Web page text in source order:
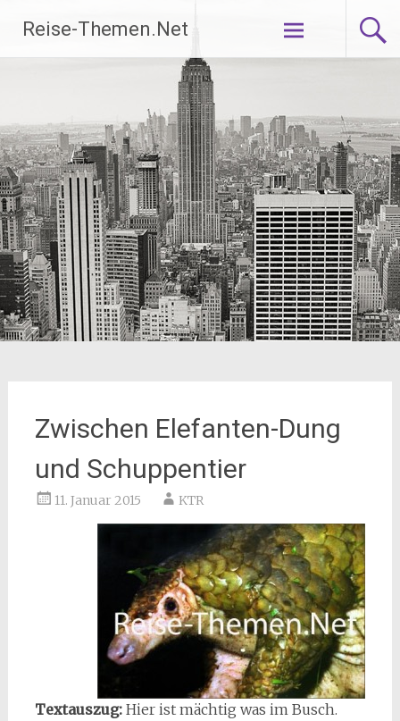
Inhalt
springen
Reise-Themen.Net
Zwischen Elefanten-Dung
und Schuppentier
11. Januar 2015 KTR
Textauszug: Hier ist mächtig was im Busch.